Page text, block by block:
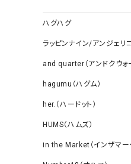
ハグハグ
ラッピンナイン/アンジェリ
and quarter（アンドクウォ
hagumu（ハグム）
her.（ハードット）
HUMS（ハムズ）
in the Market（インザマー